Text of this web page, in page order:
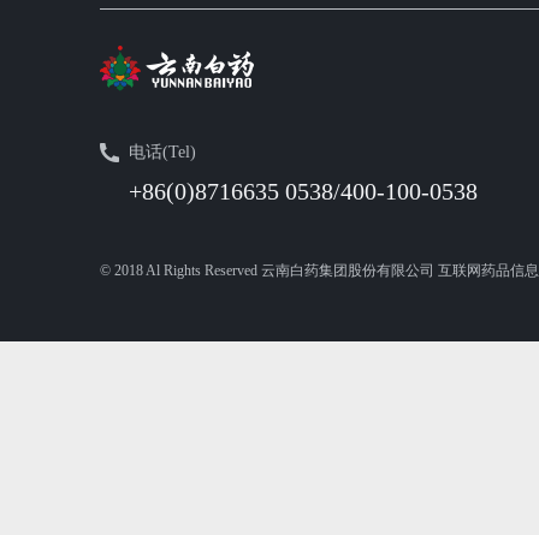
电话(Tel)
+86(0)8716635 0538/400-100-0538
© 2018 Al Rights Reserved 云南白药集团股份有限公司 互联网药品信